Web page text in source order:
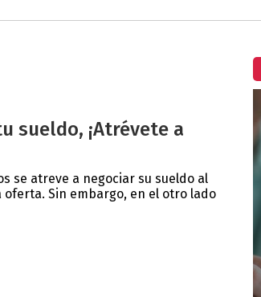
sueldo, ¡Atrévete a
se atreve a negociar su sueldo al
Sin embargo, en el otro lado